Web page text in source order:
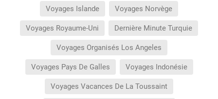
Voyages Islande Voyages Norvège
Voyages Royaume-Uni Dernière Minute Turquie
Voyages Organisés Los Angeles
Voyages Pays De Galles Voyages Indonésie
Voyages Vacances De La Toussaint